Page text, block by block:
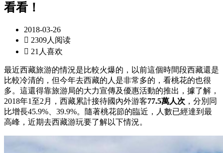
看看！
2018-03-26
 2309人阅读
 21人喜欢
最近西藏旅游的情況是比較火爆的，以前這個時間段西藏還是
比較冷清的，但今年去西藏的人是非常多的，看桃花的也很
多。這還得靠旅游局的大力宣傳及優惠活動的推出，據了解，
2018年1至2月，西藏累計接待國內外游客77.5萬人次 ，分別同
比增長45.9%、39.9%。隨著桃花節的臨近，人數已經達到最
高峰，近期去西藏游玩要了解以下情況。